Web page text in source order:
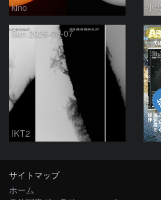
kino 小
Sun 2026-08-07
IKT2
PR
サイトマップ
ホーム